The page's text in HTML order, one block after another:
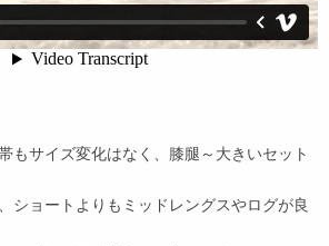
もサイズ変化はなく、膝腿～大きいセット
ショートよりもミッドレングスやログが良